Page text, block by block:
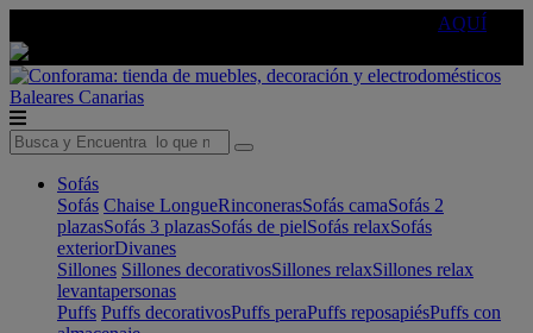
AQUÍ
Baleares Canarias
Sofás
Sofás Chaise LongueRinconerasSofás camaSofás 2
plazasSofás 3 plazasSofás de pielSofás relaxSofás
exteriorDivanes
Sillones Sillones decorativosSillones relaxSillones relax
levantapersonas
Puffs Puffs decorativosPuffs peraPuffs reposapiésPuffs con